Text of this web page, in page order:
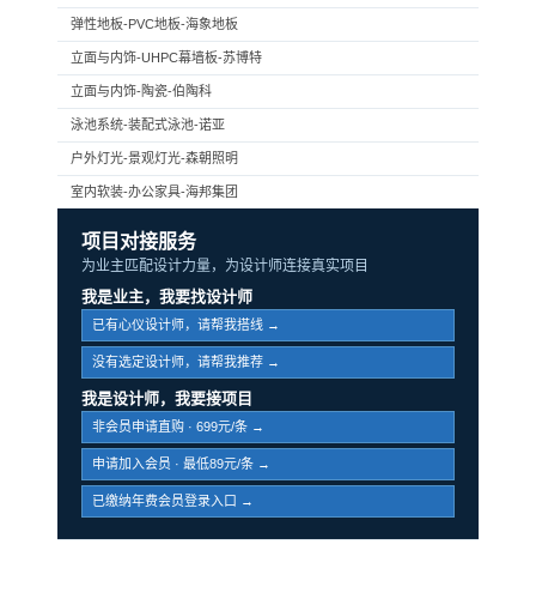
弹性地板-PVC地板-海象地板
立面与内饰-UHPC幕墙板-苏博特
立面与内饰-陶瓷-伯陶科
泳池系统-装配式泳池-诺亚
户外灯光-景观灯光-森朝照明
室内软装-办公家具-海邦集团
项目对接服务
为业主匹配设计力量，为设计师连接真实项目
我是业主，我要找设计师
已有心仪设计师，请帮我搭线 →
没有选定设计师，请帮我推荐 →
我是设计师，我要接项目
非会员申请直购 · 699元/条 →
申请加入会员 · 最低89元/条 →
已缴纳年费会员登录入口 →